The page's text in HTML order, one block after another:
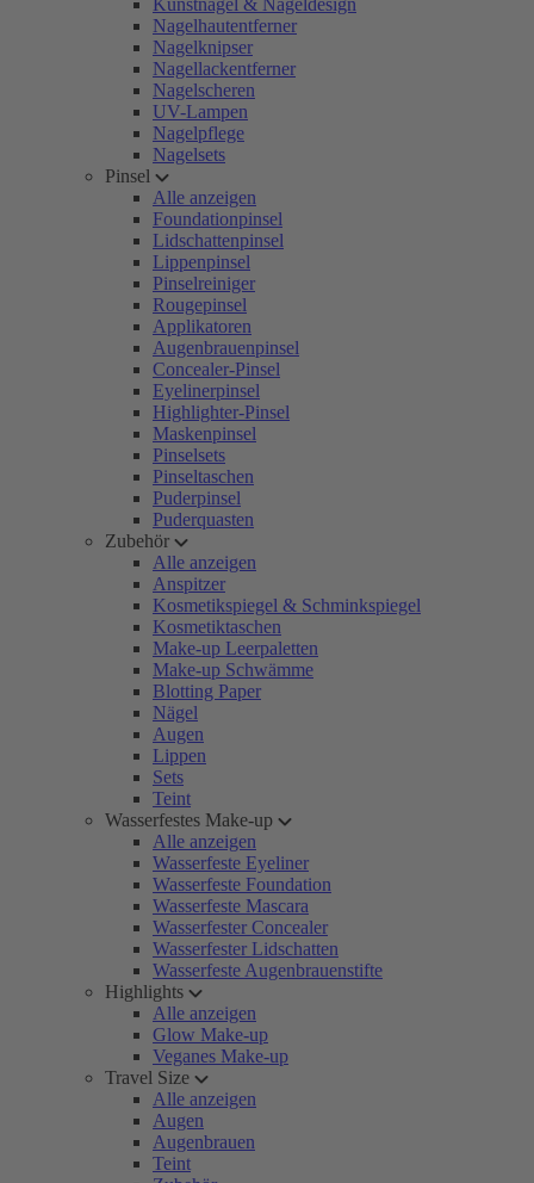
Kunstnägel & Nageldesign
Nagelhautentferner
Nagelknipser
Nagellackentferner
Nagelscheren
UV-Lampen
Nagelpflege
Nagelsets
Pinsel
Alle anzeigen
Foundationpinsel
Lidschattenpinsel
Lippenpinsel
Pinselreiniger
Rougepinsel
Applikatoren
Augenbrauenpinsel
Concealer-Pinsel
Eyelinerpinsel
Highlighter-Pinsel
Maskenpinsel
Pinselsets
Pinseltaschen
Puderpinsel
Puderquasten
Zubehör
Alle anzeigen
Anspitzer
Kosmetikspiegel & Schminkspiegel
Kosmetiktaschen
Make-up Leerpaletten
Make-up Schwämme
Blotting Paper
Nägel
Augen
Lippen
Sets
Teint
Wasserfestes Make-up
Alle anzeigen
Wasserfeste Eyeliner
Wasserfeste Foundation
Wasserfeste Mascara
Wasserfester Concealer
Wasserfester Lidschatten
Wasserfeste Augenbrauenstifte
Highlights
Alle anzeigen
Glow Make-up
Veganes Make-up
Travel Size
Alle anzeigen
Augen
Augenbrauen
Teint